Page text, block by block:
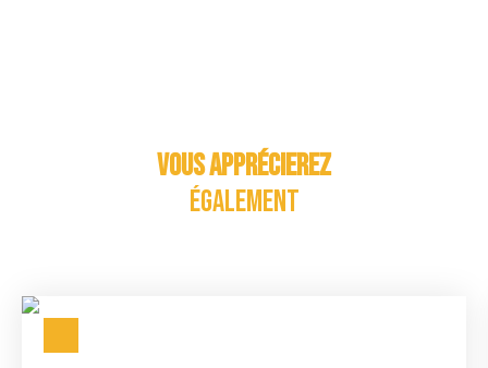
Vous apprécierez
également